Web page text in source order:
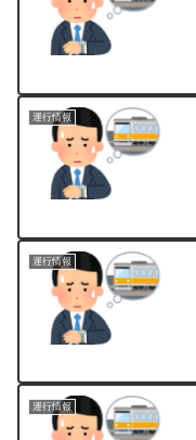
運行情報
運行情報
運行情報